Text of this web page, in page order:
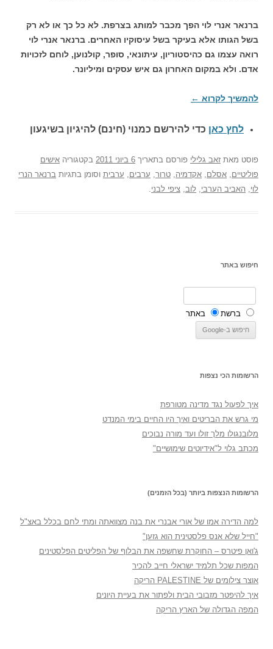
ברנאר אנרי לוי הפך מכבר למותג בצרפת. לא כל כך או לא רק
בשל הגותו אלא בעיקר בשל עיסוקיו האחרים. ברנאר אנרי לוי
רואה עצמו גם כהיסטוריון, עיתונאי, סופר, קולנוען, לוחם לזכויות
אדם. ולא במקום האחרון גם איש עסקים ומיליונר.
להמשיך לקרוא ←
לחץ כאן כדי להירשם כמנוי (חינם) להיגיון בשיגעון
פוסט מאת זאב גלילי פורסם בתאריך 6 ביוני 2011 בקטגוריה אישים
פוליטיים אסלם אקדמיה טרור ערבים ערבית וסומן בתגיות ברנאר הנרי
לוי האביב הערבי לוב ציפי לבני
חיפוש באתר
ברשת באתר
הרשומות הכי נצפות
איך לפעול נגד מדינה מטורפת
מי גרש את הבריטים ואיך היו החיים בימי המנדט
מלובנגולו מלך זולו ועד מורה נבוכים
מכתב גלוי ל"אידיוטים שימושיים"
הרשומות הנצפות ביותר (בכל הזמנים)
למה הדירה אמו של אורי אבנרי את בנה מצוואתה ומתי לחם בכלל באצ"ל
"חייל שלא אנס פלסטינית הוא גזען"
ג'ואן פיטרס – החוקרת שחשפה את הבלוף של הפליטים הפלסטינים
המפות שכל תלמיד ישראלי חייב להכיר
אוצר צילומים של PALESTINE הריקה
איך להיפטר מזבובי הבית ולפתור את בעיית היונים
המפה הגדולה של הארץ הריקה